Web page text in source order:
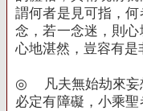
謂何者是見可指，
念，若一念迷，則
心地湛然，豈容有是
◎
凡夫無始劫來
必定有障礙，小乘